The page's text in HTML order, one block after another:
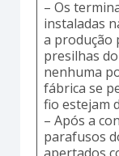
– Os
instaladas
a produção
presilhas
nenhuma
fábrica se
fio estejam
– Após a
parafusos